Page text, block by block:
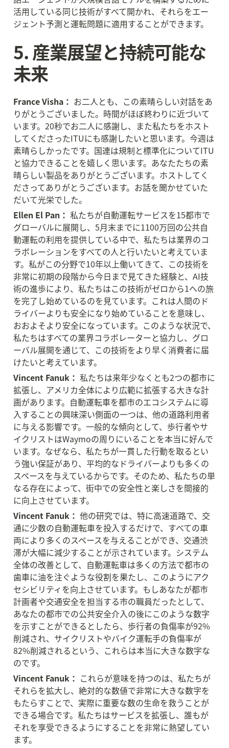
活用している同じ技術がすべて開かれ、それらをエー
ジェント予測と運転問題に適用することができます。
5. 産業展望と持続可能な
未来
France Visha： お二人とも、この素晴らしい対話をあ
りがとうございました。時間がほぼ終わりに近づいて
います。20秒でお二人に感謝し、また私たちをホスト
してくださったITUにも感謝したいと思います。今週は
素晴らしかったです。国連は規制と標準化についてITU
と協力できることを嬉しく思います。あなたたちの素
晴らしい製品をありがとうございます。ホストしてく
ださってありがとうございます。お話を聞かせていた
だいて光栄でした。
Ellen El Pan： 私たちが自動運転サービスを15都市で
グローバルに展開し、5月末までに1100万回の公共自
動運転の利用を提供している中で、私たちは業界のコ
ラボレーションをすべての人と行いたいと考えていま
す。私がこの分野で10年以上働いてきて、この技術を
非常に初期の段階から今日まで見てきた経験と、AI技
術の進歩により、私たちはこの技術がゼロから1への旅
を完了し始めているのを見ています。これは人間のド
ライバーよりも安全になり始めていることを意味し、
おおよそより安全になっています。このような状況で、
私たちはすべての業界コラボレーターと協力し、グロ
ーバル展開を通じて、この技術をより早く消費者に届
けたいと考えています。
Vincent Fanuk： 私たちは来年少なくとも2つの都市に
拡張し、アメリカ全体により広範に拡張する大きな計
画があります。自動運転車を都市のエコシステムに導
入することの興味深い側面の一つは、他の道路利用者
に与える影響です。一般的な傾向として、歩行者やサ
イクリストはWaymoの周りにいることを本当に好んで
います。なぜなら、私たちが一貫した行動を取るとい
う強い保証があり、平均的なドライバーよりも多くの
スペースを与えているからです。そのため、私たちの単
なる存在によって、街中での安全性と楽しさを間接的
に向上させています。
Vincent Fanuk： 他の研究では、特に高速道路で、交
通に少数の自動運転車を投入するだけで、すべての車
両により多くのスペースを与えることができ、交通渋
滞が大幅に減少することが示されています。システム
全体の改善として、自動運転車は多くの方法で都市の
歯車に油を注ぐような役割を果たし、このようにアク
セシビリティを向上させています。もしあなたが都市
計画者や交通安全を担当する市の職員だったとして、
あなたの都市での公共安全介入の後にこのような数字
を示すことができるとしたら、歩行者の負傷率が92%
削減され、サイクリストやバイク運転手の負傷率が
82%削減されるという、これらは本当に大きな数字な
のです。
Vincent Fanuk： これらが意味を持つのは、私たちが
それらを拡大し、絶対的な数値で非常に大きな数字を
もたらすことで、実際に重要な数の生命を救うことが
できる場合です。私たちはサービスを拡張し、誰もが
それを享受できるようにすることを非常に熱望してい
ます。